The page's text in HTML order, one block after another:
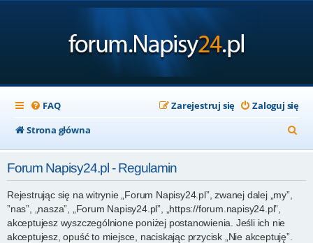
FAQ Zaloguj się
Zarejestruj się
Strona główna
z
Forum Napisy24.pl - Regulamin
Rejestrując się na witrynie „Forum Napisy24.pl”, zwanej dalej „my”,
”nas”, „nasza”, „Forum Napisy24.pl”, „https://forum.napisy24.pl”,
akceptujesz wyszczególnione poniżej postanowienia. Jeśli ich nie
akceptujesz, opuść to miejsce, naciskając przycisk „Nie akceptuję”.